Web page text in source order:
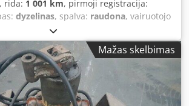
, rida: 1 001 km, pirmoji registracija:
dyzelinas, spalva: raudona, vairuotojo
kitas
,
Mažas skelbimas